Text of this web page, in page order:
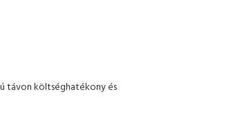
távon költséghatékony és